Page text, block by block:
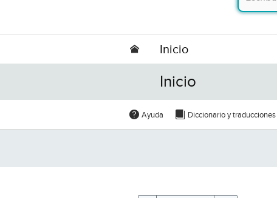
Inicio
Inicio
Ayuda Diccionario y traducciones